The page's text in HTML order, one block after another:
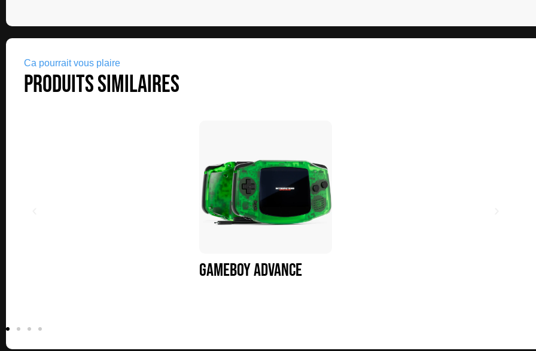
Ca pourrait vous plaire
PRODUITS SIMILAIRES
Gameboy Advance